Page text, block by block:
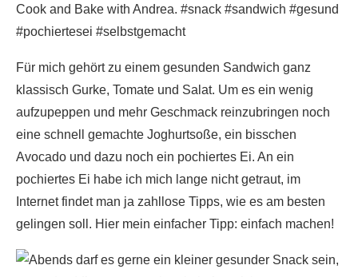
Für mich gehört zu einem gesunden Sandwich ganz
klassisch Gurke, Tomate und Salat. Um es ein wenig
aufzupeppen und mehr Geschmack reinzubringen noch
eine schnell gemachte Joghurtsoße, ein bisschen
Avocado und dazu noch ein pochiertes Ei. An ein
pochiertes Ei habe ich mich lange nicht getraut, im
Internet findet man ja zahllose Tipps, wie es am besten
gelingen soll. Hier mein einfacher Tipp: einfach machen!